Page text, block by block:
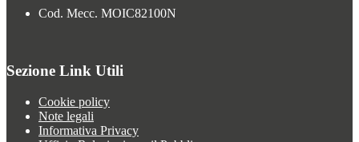
Cod. Mecc. MOIC82100N
Sezione Link Utili
Cookie policy
Note legali
Informativa Privacy